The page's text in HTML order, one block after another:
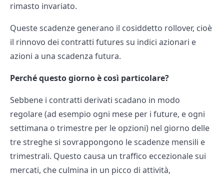
rimasto invariato.
Queste scadenze generano il cosiddetto rollover, cioè
il rinnovo dei contratti futures su indici azionari e
azioni a una scadenza futura.
Perché questo giorno è così particolare?
Sebbene i contratti derivati scadano in modo
regolare (ad esempio ogni mese per i future, e ogni
settimana o trimestre per le opzioni) nel giorno delle
tre streghe si sovrappongono le scadenze mensili e
trimestrali. Questo causa un traffico eccezionale sui
mercati, che culmina in un picco di attività,